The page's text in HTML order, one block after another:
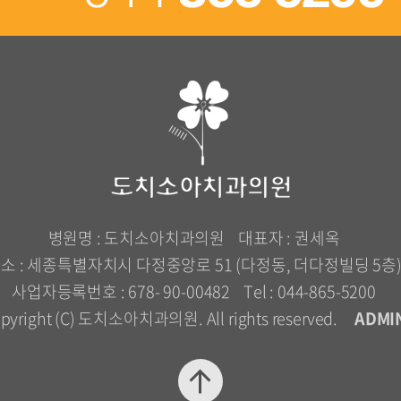
병원명 : 도치소아치과의원
대표자 : 권세옥
: 세종특별자치시 다정중앙로 51 (다정동, 더다정빌딩 5층)
사업자등록번호 : 678- 90-00482 Tel : 044-865-5200
(C) 도치소아치과의원. All rights reserved.